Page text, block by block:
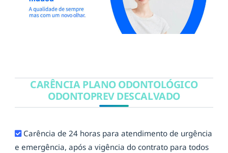
CARÊNCIA PLANO ODONTOLÓGICO
ODONTOPREV DESCALVADO
Carência de 24 horas para atendimento de urgência
e emergência, após a vigência do contrato para todos